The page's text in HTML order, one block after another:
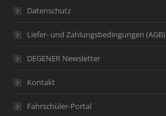
Datenschutz
Liefer- und Zahlungsbedingungen (AGB)
DEGENER Newsletter
Kontakt
Fahrschüler-Portal